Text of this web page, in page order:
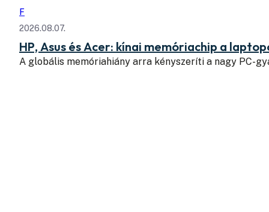
F
2026.08.07.
HP, Asus és Acer: kínai memóriachip a
A globális memóriahiány arra kényszeríti a nagy PC-